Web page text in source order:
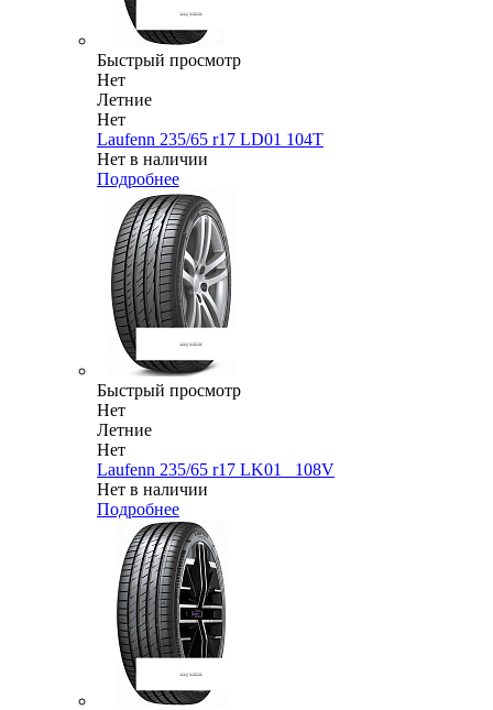
Быстрый просмотр
Нет
Летние
Нет
Laufenn 235/65 r17 LD01 104T
Нет в наличии
Подробнее
Быстрый просмотр
Нет
Летние
Нет
Laufenn 235/65 r17 LK01_ 108V
Нет в наличии
Подробнее